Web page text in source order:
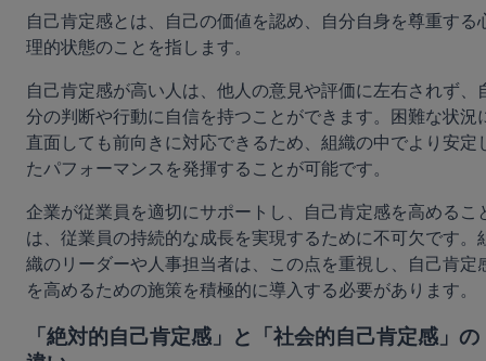
自己肯定感とは、自己の価値を認め、自分自身を尊重する
理的状態のことを指します。
自己肯定感が高い人は、他人の意見や評価に左右されず、
分の判断や行動に自信を持つことができます。困難な状況
直面しても前向きに対応できるため、組織の中でより安定
たパフォーマンスを発揮することが可能です。
企業が従業員を適切にサポートし、自己肯定感を高めるこ
は、従業員の持続的な成長を実現するために不可欠です。
織のリーダーや人事担当者は、この点を重視し、自己肯定
を高めるための施策を積極的に導入する必要があります。
「絶対的自己肯定感」と「社会的自己肯定感」の